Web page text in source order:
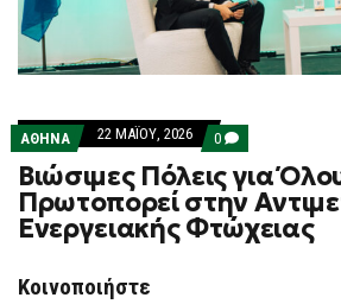
ΑΘΗΝΑ 22 ΜΑΪ́ΟΥ, 2026 0 COMMENTS
ON
ΒΙΏΣΙΜΕΣ
ΠΌΛΕΙΣ
ΓΙΑ
ΌΛΟΥΣ:
Βιώσιμες Πόλεις για
Πρωτοπορεί στην
Ενεργειακής Φτώχειας
Κοινοποιήστε